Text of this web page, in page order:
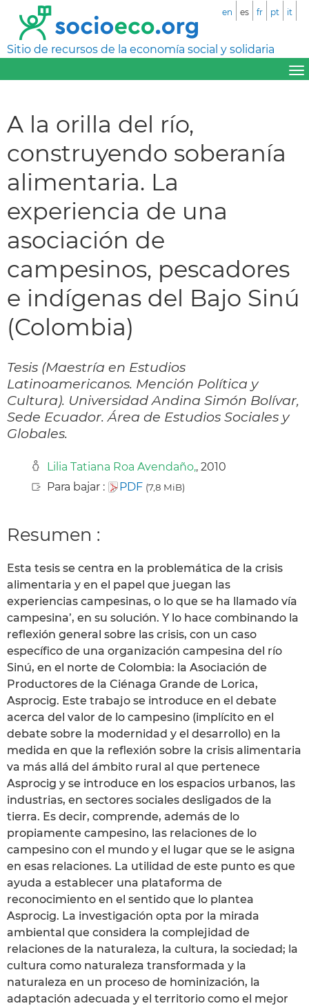
Sitio de recursos de la economía social y solidaria
en es fr pt it
A la orilla del río,
construyendo soberanía
alimentaria. La
experiencia de una
asociación de
campesinos, pescadores
e indígenas del Bajo Sinú
(Colombia)
Tesis (Maestría en Estudios
Latinoamericanos. Mención Política y
Cultura). Universidad Andina Simón Bolívar,
Sede Ecuador. Área de Estudios Sociales y
Globales.
Lilia Tatiana Roa Avendaño,, 2010
Para bajar :
PDF (7,8 MiB)
Resumen :
Esta tesis se centra en la problemática de la crisis
alimentaria y en el papel que juegan las
experiencias campesinas, o lo que se ha llamado vía
campesina’, en su solución. Y lo hace combinando la
reflexión general sobre las crisis, con un caso
específico de una organización campesina del río
Sinú, en el norte de Colombia: la Asociación de
Productores de la Ciénaga Grande de Lorica,
Asprocig. Este trabajo se introduce en el debate
acerca del valor de lo campesino (implícito en el
debate sobre la modernidad y el desarrollo) en la
medida en que la reflexión sobre la crisis alimentaria
va más allá del ámbito rural al que pertenece
Asprocig y se introduce en los espacios urbanos, las
industrias, en sectores sociales desligados de la
tierra. Es decir, comprende, además de lo
propiamente campesino, las relaciones de lo
campesino con el mundo y el lugar que se le asigna
en esas relaciones. La utilidad de este punto es que
ayuda a establecer una plataforma de
reconocimiento en el sentido que lo plantea
Asprocig. La investigación opta por la mirada
ambiental que considera la complejidad de
relaciones de la naturaleza, la cultura, la sociedad; la
cultura como naturaleza transformada y la
naturaleza en un proceso de hominización, la
adaptación adecuada y el territorio como el mejor